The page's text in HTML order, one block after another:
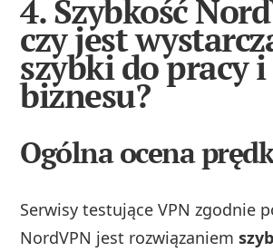
4. Szybkość
czy jest
szybki do pracy i
biznesu?
Ogólna ocena
Serwisy testujące VPN zgodnie
NordVPN jest rozwiązaniem